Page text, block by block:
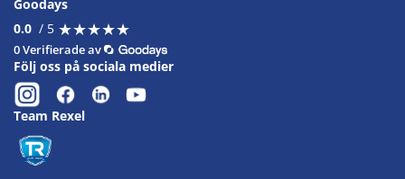
Goodays
0.0 / 5 ★★★★★
★★★★★
0 Verifierade av
Följ oss på sociala medier
Team Rexel